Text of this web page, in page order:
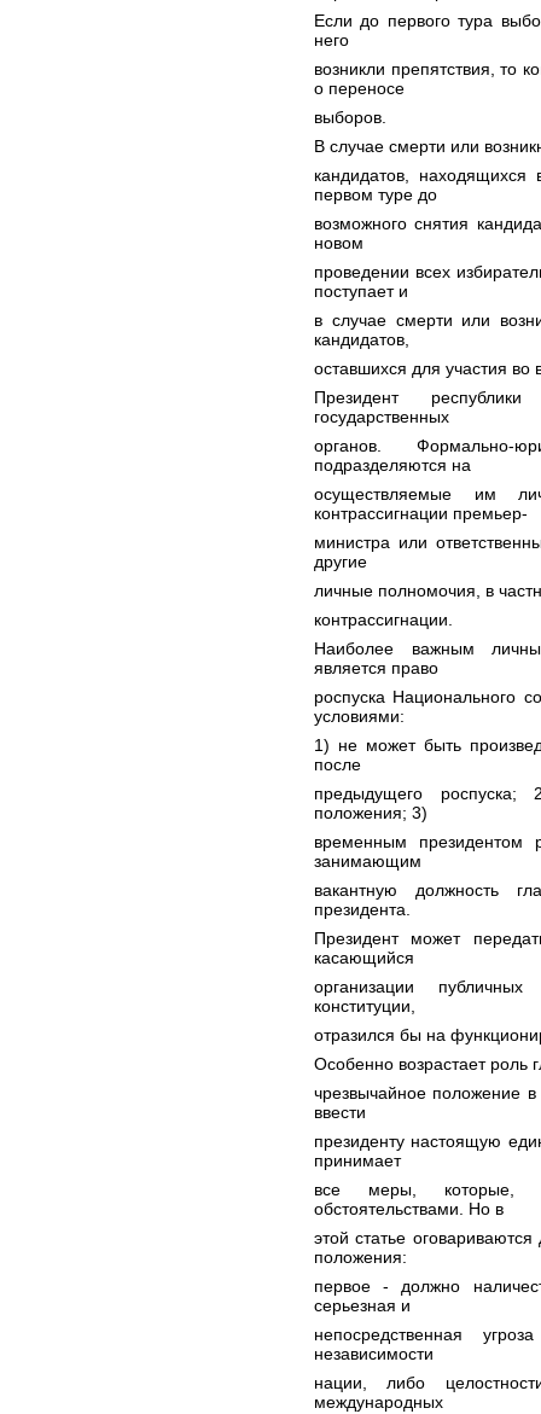
Если до первого тура
него
возникли препятствия, то
о переносе
выборов.
В случае смерти или
кандидатов,
первом туре до
возможного снятия
новом
проведении всех
поступает и
в случае смерти или
кандидатов,
оставшихся для участия во
Президент
государственных
органов. Формально-
подразделяются на
осуществляемые им
контрассигнации премьер-
министра или
другие
личные полномочия, в
контрассигнации.
Наиболее важным
является право
роспуска Национального
условиями:
1) не может быть
после
предыдущего роспуска;
положения; 3)
временным президентом
занимающим
вакантную должность
президента.
Президент может
касающийся
организации
конституции,
отразился бы на
Особенно возрастает роль
чрезвычайное положение в
ввести
президенту настоящую
принимает
все меры, которые,
обстоятельствами. Но в
этой статье
положения:
первое - должно
серьезная и
непосредственная
независимости
нации, либо
международных